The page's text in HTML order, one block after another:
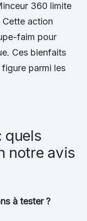
360 limite
Cette action
faim pour
Ces bienfaits
parmi les
quels
notre avis
à tester ?